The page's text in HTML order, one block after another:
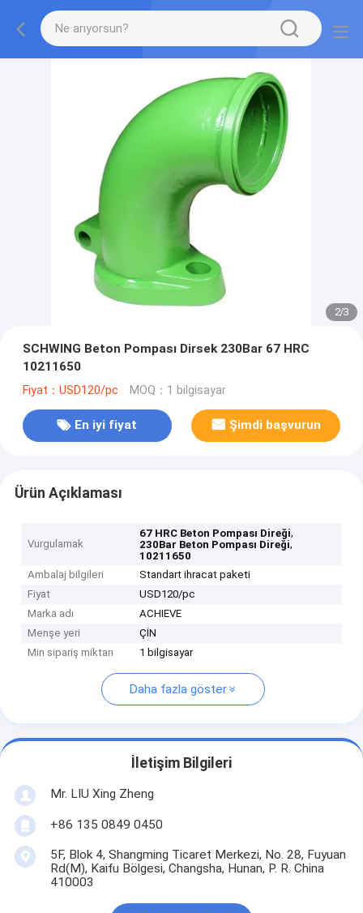
2/3
SCHWING Beton Pompası Dirsek 230Bar 67 HRC
10211650
Fiyat：USD120/pc MOQ：1 bilgisayar
En iyi fiyat Şimdi başvurun
Ürün Açıklaması
Vurgulamak
67 HRC Beton Pompası Direği,
230Bar Beton Pompası Direği,
10211650
Ambalaj bilgileri
Standart ihracat paketi
Fiyat
USD120/pc
Marka adı
ACHIEVE
Menşe yeri
ÇİN
Min sipariş miktarı
1 bilgisayar
Daha fazla göster
İletişim Bilgileri
Mr. LIU Xing Zheng
+86 135 0849 0450
5F, Blok 4, Shangming Ticaret Merkezi, No. 28, Fuyuan
Rd(M), Kaifu Bölgesi, Changsha, Hunan, P. R. China
410003